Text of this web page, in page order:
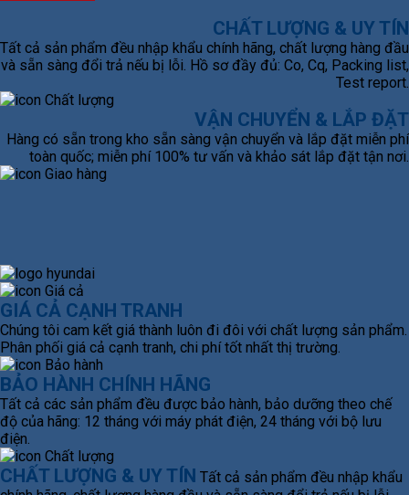
CHẤT LƯỢNG & UY TÍN
Tất cả sản phẩm đều nhập khẩu chính hãng, chất lượng hàng đầu
và sẵn sàng đổi trả nếu bị lỗi. Hồ sơ đầy đủ: Co, Cq, Packing list,
Test report.
VẬN CHUYỂN & LẮP ĐẶT
Hàng có sẵn trong kho sẵn sàng vận chuyển và lắp đặt miễn phí
toàn quốc; miễn phí 100% tư vấn và khảo sát lắp đặt tận nơi.
GIÁ CẢ CẠNH TRANH
Chúng tôi cam kết giá thành luôn đi đôi với chất lượng sản phẩm.
Phân phối giá cả cạnh tranh, chi phí tốt nhất thị trường.
BẢO HÀNH CHÍNH HÃNG
Tất cả các sản phẩm đều được bảo hành, bảo dưỡng theo chế
độ của hãng: 12 tháng với máy phát điện, 24 tháng với bộ lưu
điện.
CHẤT LƯỢNG & UY TÍN Tất cả sản phẩm đều nhập khẩu